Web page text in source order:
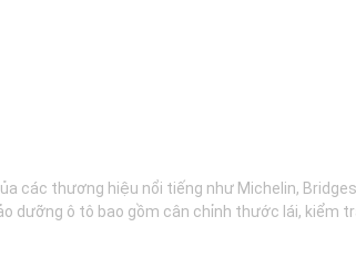
các thương hiệu nổi tiếng như Michelin,
dưỡng ô tô bao gồm cân chỉnh thước lái,